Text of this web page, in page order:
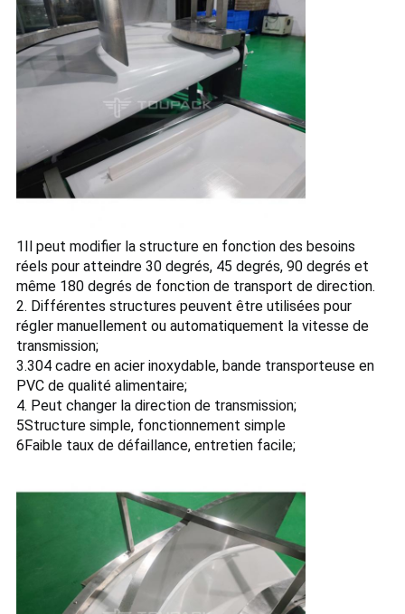
1Il peut modifier la structure en fonction des besoins
réels pour atteindre 30 degrés, 45 degrés, 90 degrés et
même 180 degrés de fonction de transport de direction.
2. Différentes structures peuvent être utilisées pour
régler manuellement ou automatiquement la vitesse de
transmission;
3.304 cadre en acier inoxydable, bande transporteuse en
PVC de qualité alimentaire;
4. Peut changer la direction de transmission;
5Structure simple, fonctionnement simple
6Faible taux de défaillance, entretien facile;